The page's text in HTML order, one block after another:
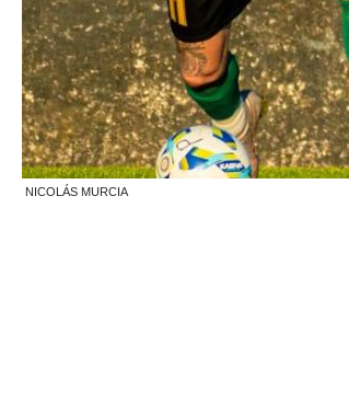
NICOLÁS MURCIA